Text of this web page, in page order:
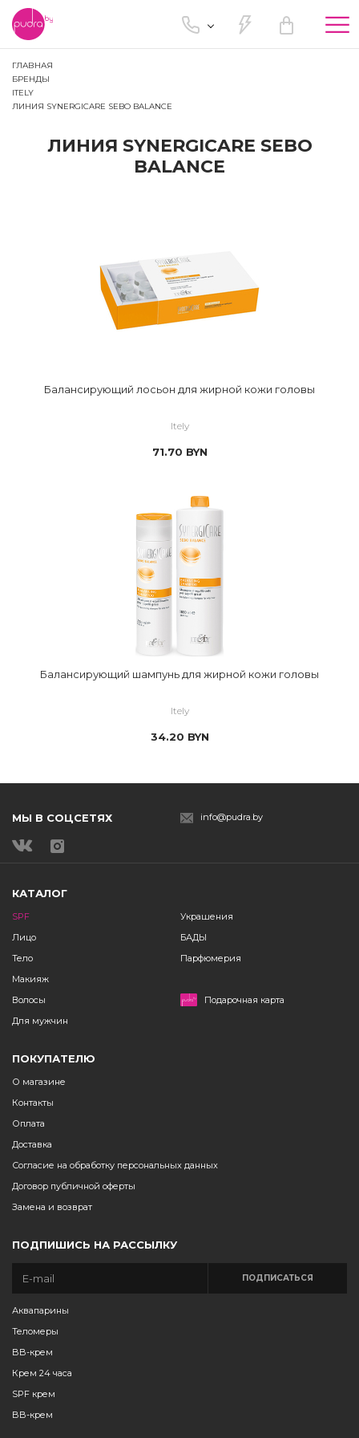
ГЛАВНАЯ
БРЕНДЫ
ITELY
ЛИНИЯ SYNERGICARE SEBO BALANCE
ЛИНИЯ SYNERGICARE SEBO
BALANCE
Балансирующий лосьон для жирной кожи головы
Itely
71.70 BYN
Балансирующий шампунь для жирной кожи головы
Itely
34.20 BYN
МЫ В СОЦСЕТЯХ info@pudra.by
КАТАЛОГ
SPF
Лицо
Тело
Макияж
Волосы
Для мужчин
Украшения
БАДЫ
Парфюмерия
Подарочная карта
ПОКУПАТЕЛЮ
О магазине
Контакты
Оплата
Доставка
Согласие на обработку персональных данных
Договор публичной оферты
Замена и возврат
ПОДПИШИСЬ НА РАССЫЛКУ
ПОДПИСАТЬСЯ
Аквапарины
Теломеры
BB-крем
Крем 24 часа
SPF крем
BB-крем